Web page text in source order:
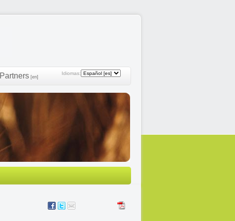
Idiomas:
Partners [en]